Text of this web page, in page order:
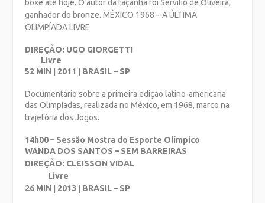
boxe até hoje. O autor dafaçanha foi Servílio de Oliveira,
ganhador do bronze.MÉXICO 1968 – A ÚLTIMA
OLIMPÍADA LIVRE
DIREÇÃO: UGO GIORGETTI
Livre
52 MIN | 2011 | BRASIL – SP
Documentário sobre a primeira edição latino-americana
das Olimpíadas, realizada noMéxico, em 1968, marco na
trajetória dos Jogos.
14h00 – Sessão Mostra do Esporte Olímpico
WANDA DOS SANTOS – SEM BARREIRAS
DIREÇÃO: CLEISSON VIDAL
Livre
26 MIN | 2013 | BRASIL – SP